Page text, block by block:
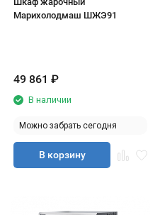
Марихолодмаш ШЖЭ91
49 861 ₽
В наличии
Можно забрать сегодня
В корзину